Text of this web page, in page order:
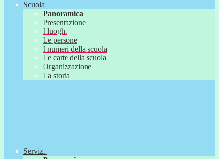
Scuola
Panoramica
Presentazione
I luoghi
Le persone
I numeri della scuola
Le carte della scuola
Organizzazione
La storia
Servizi